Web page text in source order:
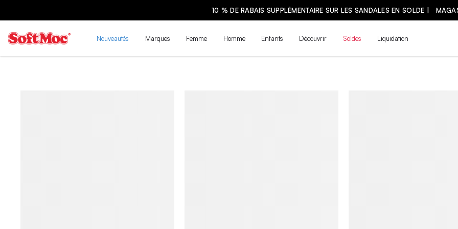
Nouveautés Marques Femme Homme Enfants Découvrir Soldes Liquidation